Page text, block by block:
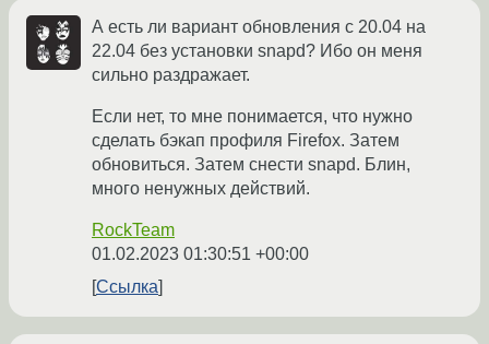
А есть ли вариант обновления с 20.04 на
22.04 без установки snapd? Ибо он меня
сильно раздражает.
Если нет, то мне понимается, что нужно
сделать бэкап профиля Firefox. Затем
обновиться. Затем снести snapd. Блин,
много ненужных действий.
RockTeam
01.02.2023 01:30:51 +00:00
Ссылка